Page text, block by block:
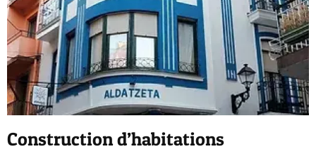
Construction d’habitations